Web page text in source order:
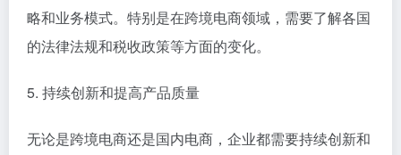
略和业务模式。特别是在跨境电商领域，需要了解各国
的法律法规和税收政策等方面的变化。
5. 持续创新和提高产品质量
无论是跨境电商还是国内电商，企业都需要持续创新和